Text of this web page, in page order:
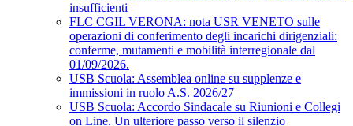
insufficienti
FLC CGIL VERONA: nota USR VENETO sulle
operazioni di conferimento degli incarichi dirigenziali:
conferme, mutamenti e mobilità interregionale dal
01/09/2026.
USB Scuola: Assemblea online su supplenze e
immissioni in ruolo A.S. 2026/27
USB Scuola: Accordo Sindacale su Riunioni e Collegi
on Line. Un ulteriore passo verso il silenzio